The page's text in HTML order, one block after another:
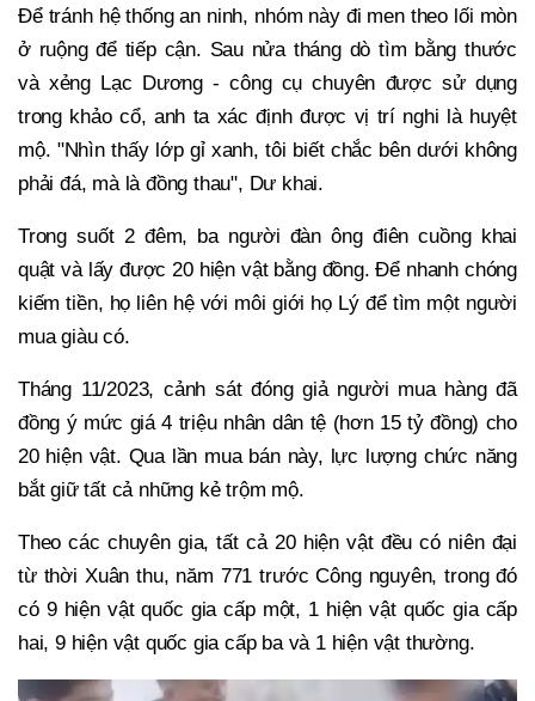
Để tránh hệ thống an ninh, nhóm này đi men theo lối mòn
ở ruộng để tiếp cận. Sau nửa tháng dò tìm bằng thước
và xẻng Lạc Dương - công cụ chuyên được sử dụng
trong khảo cổ, anh ta xác định được vị trí nghi là huyệt
mộ. "Nhìn thấy lớp gỉ xanh, tôi biết chắc bên dưới không
phải đá, mà là đồng thau", Dư khai.
Trong suốt 2 đêm, ba người đàn ông điên cuồng khai
quật và lấy được 20 hiện vật bằng đồng. Để nhanh chóng
kiếm tiền, họ liên hệ với môi giới họ Lý để tìm một người
mua giàu có.
Tháng 11/2023, cảnh sát đóng giả người mua hàng đã
đồng ý mức giá 4 triệu nhân dân tệ (hơn 15 tỷ đồng) cho
20 hiện vật. Qua lần mua bán này, lực lượng chức năng
bắt giữ tất cả những kẻ trộm mộ.
Theo các chuyên gia, tất cả 20 hiện vật đều có niên đại
từ thời Xuân thu, năm 771 trước Công nguyên, trong đó
có 9 hiện vật quốc gia cấp một, 1 hiện vật quốc gia cấp
hai, 9 hiện vật quốc gia cấp ba và 1 hiện vật thường.